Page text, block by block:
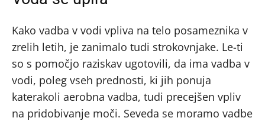
Kako vadba v vodi vpliva na telo posameznika v
zrelih letih, je zanimalo tudi strokovnjake. Le-ti
so s pomočjo raziskav ugotovili, da ima vadba v
vodi, poleg vseh prednosti, ki jih ponuja
katerakoli aerobna vadba, tudi precejšen vpliv
na pridobivanje moči. Seveda se moramo vadbe